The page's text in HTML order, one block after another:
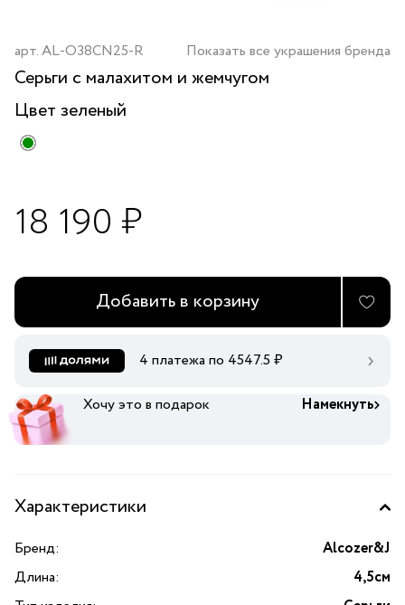
арт.AL-O38CN25-R Показать все украшения бренда
Серьги с малахитом и жемчугом
Цвет зеленый
18 190 ₽
Добавить в корзину
4 платежа по 4547.5 ₽
Хочу это в подарок Намекнуть
Характеристики
Бренд:
Alcozer&J
Длина:
4,5см